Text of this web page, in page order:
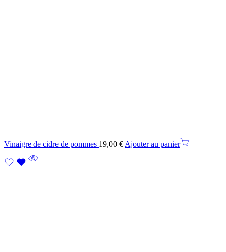
Vinaigre de cidre de pommes 19,00 € Ajouter au panier